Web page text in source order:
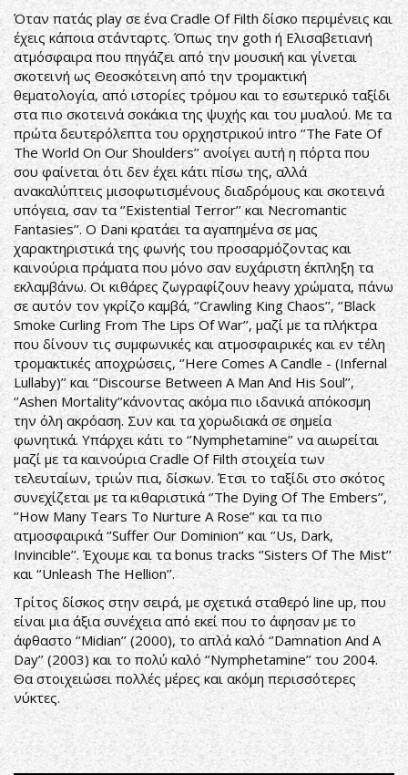
Όταν πατάς play σε ένα Cradle Of Filth δίσκο περιμένεις και
έχεις κάποια στάνταρτς. Όπως την goth ή Ελισαβετιανή
ατμόσφαιρα που πηγάζει από την μουσική και γίνεται
σκοτεινή ως Θεοσκότεινη από την τρομακτική
θεματολογία, από ιστορίες τρόμου και το εσωτερικό ταξίδι
στα πιο σκοτεινά σοκάκια της ψυχής και του μυαλού. Με τα
πρώτα δευτερόλεπτα του ορχηστρικού intro ‘’The Fate Of
The World On Our Shoulders’’ ανοίγει αυτή η πόρτα που
σου φαίνεται ότι δεν έχει κάτι πίσω της, αλλά
ανακαλύπτεις μισοφωτισμένους διαδρόμους και σκοτεινά
υπόγεια, σαν τα ‘’Existential Terror’’ και Necromantic
Fantasies’’. Ο Dani κρατάει τα αγαπημένα σε μας
χαρακτηριστικά της φωνής του προσαρμόζοντας και
καινούρια πράματα που μόνο σαν ευχάριστη έκπληξη τα
εκλαμβάνω. Οι κιθάρες ζωγραφίζουν heavy χρώματα, πάνω
σε αυτόν τον γκρίζο καμβά, ‘’Crawling King Chaos’’, ‘’Black
Smoke Curling From The Lips Of War’’, μαζί με τα πλήκτρα
που δίνουν τις συμφωνικές και ατμοσφαιρικές και εν τέλη
τρομακτικές αποχρώσεις, ‘’Here Comes A Candle - (Infernal
Lullaby)’’ και ‘’Discourse Between A Man And His Soul’’,
‘’Ashen Mortality’’κάνοντας ακόμα πιο ιδανικά απόκοσμη
την όλη ακρόαση. Συν και τα χορωδιακά σε σημεία
φωνητικά. Υπάρχει κάτι το ‘’Nymphetamine’’ να αιωρείται
μαζί με τα καινούρια Cradle Of Filth στοιχεία των
τελευταίων, τριών πια, δίσκων. Έτσι το ταξίδι στο σκότος
συνεχίζεται με τα κιθαριστικά ‘’The Dying Of The Embers’’,
‘’How Many Tears To Nurture A Rose’’ και τα πιο
ατμοσφαιρικά ‘’Suffer Our Dominion’’ και ‘’Us, Dark,
Invincible’’. Έχουμε και τα bonus tracks ‘’Sisters Of The Mist’’
και ‘’Unleash The Hellion’’.
Τρίτος δίσκος στην σειρά, με σχετικά σταθερό line up, που
είναι μια άξια συνέχεια από εκεί που το άφησαν με το
άφθαστο ‘’Midian’’ (2000), το απλά καλό ‘’Damnation And A
Day’’ (2003) και το πολύ καλό ‘’Nymphetamine’’ του 2004.
Θα στοιχειώσει πολλές μέρες και ακόμη περισσότερες
νύκτες.